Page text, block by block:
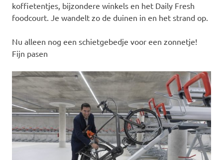
koffietentjes, bijzondere winkels en het Daily Fresh
foodcourt. Je wandelt zo de duinen in en het strand op.
Nu alleen nog een schietgebedje voor een zonnetje!
Fijn pasen